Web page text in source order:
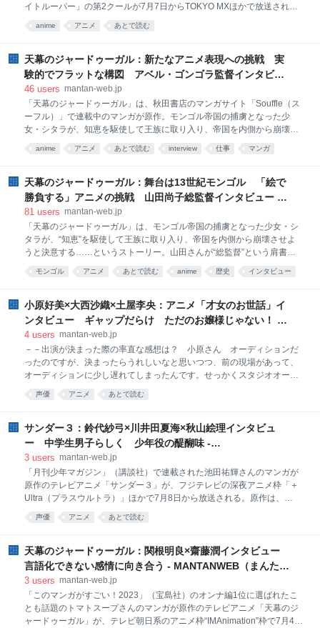
き、まずは自分の直感を信じ
イトルーパー」の第2クールが7月7日からTOKYO MXほかで放送され
る。1991年発売のOVA「鎧伝サムライトルーパー MESSAGE」以来、約
35年ぶりとなる新作で、テレビシリーズとしては約37年ぶりの復活とな
一さんだ。「鎧伝サムライトルーパー」にリスペクトを込め、魂を継承
しつつ、「真っすぐ王道」を目指したという新作について、藤田監督に
聞いた。
anime アニメ あとで読む
天幕のジャードゥーガル：新たなアニメ表現への挑戦 実
験的でフラットな構図 アベル・ゴンゴラ監督インタビュ
ー - MANTANWEB（まんたんウェブ）
46 users mantan-web.jp
「天幕のジャードゥーガル」は、秋田書店のマンガサイト「Souffle（ス
ーフル）」で連載中のマンガが原作。モンゴル帝国の捕虜となった少
女・シタラが、知恵を駆使して王族に取り入り、帝国を内側から崩壊さ
せようと決意する……というストーリー。アニメは、総監督の山田さ
ん、監督のアベルさんの二人体制で制作を先導したようだが、明確な役
を始められていて、私はビジュアルの開発から本格的に参加しました。
ビジュアルスタイル、キャラクターデザイン、アートディレクション、
絵コンテのチェックといったことは二人体制で行いました。実制作に入
合いは工程ごとに異なるので、一概に説明するのは少し難しいところも
あります」 山田さんと共にアニメを制作することで刺激を受けている。
「ずっと前から彼女の作
anime アニメ あとで読む interview 仕事 マンガ
天幕のジャードゥーガル：舞台は13世紀モンゴル 「絵で
勝負する」アニメの挑戦 山田尚子総監督インタビュー -
MANTANWEB（まんたんウェブ）
81 users mantan-web.jp
「天幕のジャードゥーガル」は、モンゴル帝国の捕虜となった少女・シ
タラが、“知恵”を駆使して王族に取り入り、帝国を内側から崩壊させよ
うと決意する……というストーリー。山田さんが“総監督”という肩書で
アニメに参加するのは初めてだ。“総監督”の仕事とは……と気になると
ころだ。 「総監督というと格好いいですが、応援隊みたいなものですね
いいと思い、私がこうしたいというよりは、アベルさんが作品を輝かせ
るために寄り添っていくイメージかもしれません。シナリオ段階で私が
一度入り、ビジュアル面はアベルさんという役割分担です。現場はほと
「全部です！」と即答する。 「どこからお話しましょうか（笑）。ご一
緒すればするほど、驚くことばかりです。まず、アニメーションをとて
も愛している。それが
モンゴル アニメ あとで読む anime 歴史 インタビュー
小原好美×大西沙織×土屋李央：アニメ「才女のお世話」イ
ンタビュー ギャップだらけ ただのお嬢様じゃない！ -
MANTANWEB（まんたんウェブ）
4 users mantan-web.jp
－－出演が決まった際の率直な感想は？ 小原さん オーディションだ
ったのですが、決まったらうれしいなと思いつつ、前の現場があって、
オーディションに少し遅れてしまったんです。せっかくスタジオオーデ
ィションまで進んだのに、終わった！と思っていて（笑）。お嬢様を演
じるのは初めてですし、雛子は家にいるモード、外行きモードの差を出
スだったのにと思っていたんです。無事、合格をいただけてホッとした
気持ちでした。 大西さん 私はテープオーディションだけでした。自分
で言うのもなんですけど、気品があって、お嬢様と言えば私よねって自
（笑） 大西さん テープオーディションの段階で美麗から受けた印象を
そのまま堂々とやらせていただきました。 小原さん （大西さんは）本
当に現場でも、一番ブレないん
声優 アニメ あとで読む
サンダー３：鈴代紗弓×川井田夏海×秋山絵理インタビュ
ー 中学生男子らしく 少年役の醍醐味 -
MANTANWEB（まんたんウェブ）
3 users mantan-web.jp
「月刊少年マガジン」（講談社）で連載された池田祐輝さんのマンガが
原作のテレビアニメ「サンダー３」が、フジテレビの深夜アニメ枠「＋
Ultra（プラスウルトラ）」ほかで7月8日から放送される。原作は、
2022年に連載をスタートすると、SNSでストーリー展開、画力などが話
題になった“衝撃作”。“スモール３（スリー）”と呼ばれるルックスも勉強
子役に挑んだ“スモール３”の手塚ぴょんたろう役の鈴代紗弓さん、吾妻
つばめ役の川井田夏海さん、お茶の水ひろし役の秋山絵理さんに収録の
裏側を聞いた。
声優 アニメ あとで読む
天幕のジャードゥーガル：関根明良×齋藤潤インタビュー
言語化できない感情に向き合う - MANTANWEB（まんたん
ウェブ）
3 users mantan-web.jp
「このマンガがすごい！2023」（宝島社）のオンナ編1位に選ばれたこ
とも話題のトマトスープさんのマンガが原作のテレビアニメ「天幕のジ
ャードゥーガル」が、テレビ朝日系のアニメ枠“IMAnimation”枠で7月4日